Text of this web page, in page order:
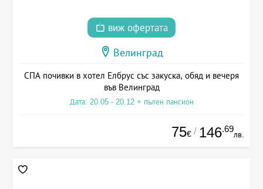
виж офертата
Велинград
СПА почивки в хотел Елбрус със закуска, обяд и вечеря
във Велинград
Дата: 20.05 - 20.12 + пълен пансион
75€ / 146.69
лв.